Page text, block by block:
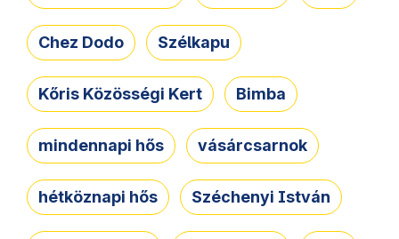
Chez Dodo Szélkapu
Kőris Közösségi Kert Bimba
mindennapi hős vásárcsarnok
hétköznapi hős Széchenyi István